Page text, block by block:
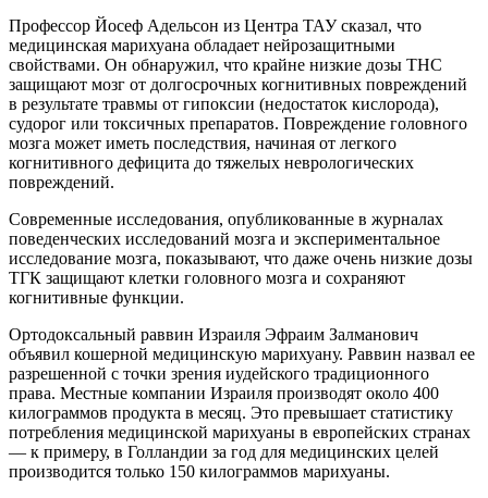
Профессор Йосеф Адельсон из Центра ТАУ сказал, что
медицинская марихуана обладает нейрозащитными
свойствами. Он обнаружил, что крайне низкие дозы THC
защищают мозг от долгосрочных когнитивных повреждений
в результате травмы от гипоксии (недостаток кислорода),
судорог или токсичных препаратов. Повреждение головного
мозга может иметь последствия, начиная от легкого
когнитивного дефицита до тяжелых неврологических
повреждений.
Современные исследования, опубликованные в журналах
поведенческих исследований мозга и экспериментальное
исследование мозга, показывают, что даже очень низкие дозы
ТГК защищают клетки головного мозга и сохраняют
когнитивные функции.
Ортодоксальный раввин Израиля Эфраим Залманович
объявил кошерной медицинскую марихуану. Раввин назвал ее
разрешенной с точки зрения иудейского традиционного
права. Местные компании Израиля производят около 400
килограммов продукта в месяц. Это превышает статистику
потребления медицинской марихуаны в европейских странах
— к примеру, в Голландии за год для медицинских целей
производится только 150 килограммов марихуаны.